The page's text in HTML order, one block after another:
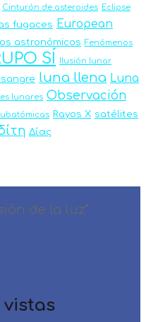
Cinturón de asteroides Eclipse
fugaces European
astronómicos Fenómenos
SÍ Ilusión lunar
luna llena Luna
lunares Observación
Rayos X satélites
Δίας
de la luz"
vistas